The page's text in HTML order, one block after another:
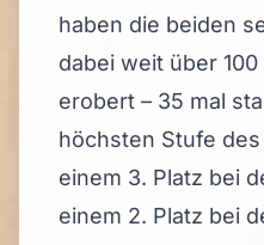
haben die beiden
dabei weit über
erobert – 35 mal
höchsten Stufe
einem 3. Platz bei
einem 2. Platz bei